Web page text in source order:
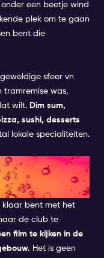
een beetje wind
plek om te gaan
bent die
sfeer vn
tramremise was,
wilt. Dim sum,
sushi, desserts
lokale specialiteiten.
ART
klaar bent met het
de club te
film te kijken in de
Het is geen